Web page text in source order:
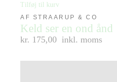
Tilføj til kurv
AF STRAARUP & CO
Keld ser en ond ånd
kr. 175,00 inkl. moms